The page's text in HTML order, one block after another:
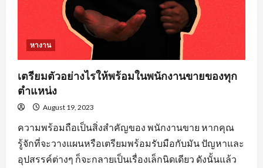
งาน
หางาน
เตรียมตัวอย่างไรให้พร้อมในพนักงานขายของทุก
ตำแหน่ง
August 19, 2023
ความพร้อมถือเป็นสิ่งสำคัญของ พนักงานขาย หากคุณ
รู้จักที่จะวางแผนหรือเตรียมพร้อมรับมือกับมัน ปัญหาและ
อุปสรรค์ต่างๆ ก็จะกลายเป็นเรื่องเล็กนิดเดียว ดังนั้นแล้ว